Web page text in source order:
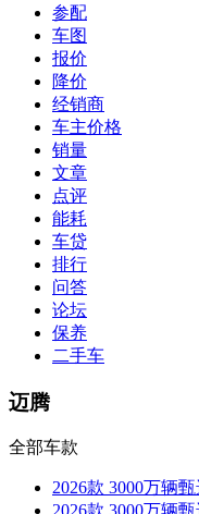
参配
车图
报价
降价
经销商
车主价格
销量
文章
点评
能耗
车贷
排行
问答
论坛
保养
二手车
迈腾
全部车款
2026款 3000万辆